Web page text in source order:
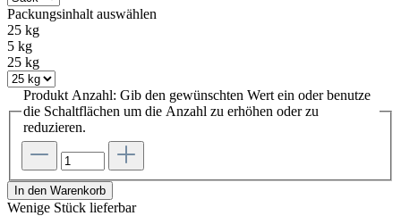
Packungsinhalt auswählen
25 kg
5 kg
25 kg
Produkt Anzahl: Gib den gewünschten Wert ein oder benutze
die Schaltflächen um die Anzahl zu erhöhen oder zu
reduzieren.
In den Warenkorb
Wenige Stück lieferbar